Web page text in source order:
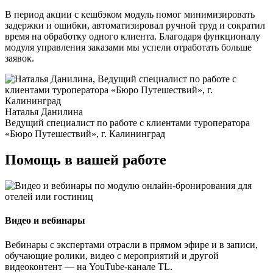
В период акции с кешбэком модуль помог минимизировать
задержки и ошибки, автоматизировал ручной труд и сократил
время на обработку одного клиента. Благодаря функционалу
модуля управления заказами мы успели отработать больше
заявок.
Наталья Данилина
Ведущий специалист по работе с клиентами туроператора
«Бюро Путешествий», г. Калининград
Помощь в вашей работе
Видео и вебинары
Вебинары с экспертами отрасли в прямом эфире и в записи,
обучающие ролики, видео с мероприятий и другой
видеоконтент — на YouTube-канале TL.